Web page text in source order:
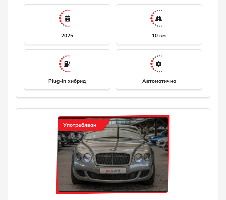
2025 10 км
Plug-in хибрид Автоматична
Употребяван